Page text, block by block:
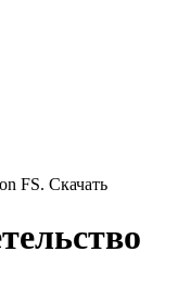
FS. Скачать